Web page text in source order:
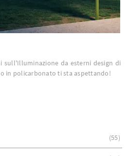
sull'Illuminazione da esterni design di
in policarbonato ti sta aspettando!
55